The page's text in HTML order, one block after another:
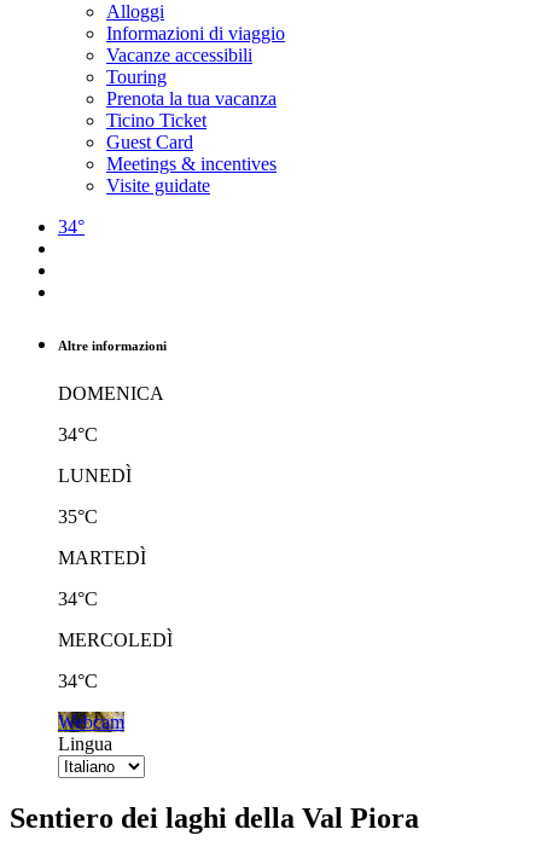
Alloggi
Informazioni di viaggio
Vacanze accessibili
Touring
Prenota la tua vacanza
Ticino Ticket
Guest Card
Meetings & incentives
Visite guidate
34°
Altre informazioni
DOMENICA
34°C
LUNEDÌ
35°C
MARTEDÌ
34°C
MERCOLEDÌ
34°C
Webcam
Lingua
Sentiero dei laghi della Val Piora